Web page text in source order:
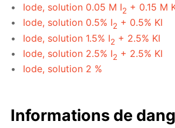
Iode, solution 0.05 M I2 + 0.15 M
Iode, solution 0.5% I2 + 0.5% KI
Iode, solution 1.5% I2 + 2.5% KI
Iode, solution 2.5% I2 + 2.5% KI
Iode, solution 2 %
Informations de